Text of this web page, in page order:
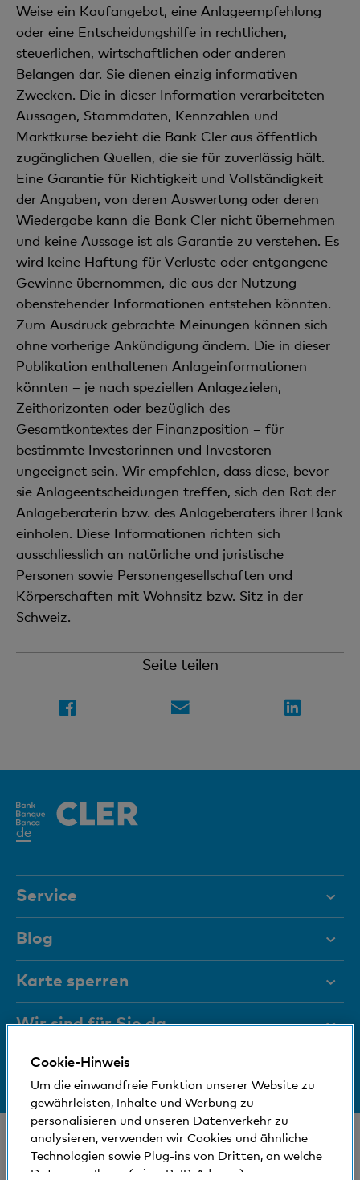
Weise ein Kaufangebot, eine Anlageempfehlung
oder eine Entscheidungshilfe in rechtlichen,
steuerlichen, wirtschaftlichen oder anderen
Belangen dar. Sie dienen einzig informativen
Zwecken. Die in dieser Information verarbeiteten
Aussagen, Stammdaten, Kennzahlen und
Marktkurse bezieht die Bank Cler aus öffentlich
zugänglichen Quellen, die sie für zuverlässig hält.
Eine Garantie für Richtigkeit und Vollständigkeit
der Angaben, von deren Auswertung oder deren
Wiedergabe kann die Bank Cler nicht übernehmen
und keine Aussage ist als Garantie zu verstehen. Es
wird keine Haftung für Verluste oder entgangene
Gewinne übernommen, die aus der Nutzung
obenstehender Informationen entstehen könnten.
Zum Ausdruck gebrachte Meinungen können sich
ohne vorherige Ankündigung ändern. Die in dieser
Publikation enthaltenen Anlageinformationen
könnten – je nach speziellen Anlagezielen,
Zeithorizonten oder bezüglich des
Gesamtkontextes der Finanzposition – für
bestimmte Investorinnen und Investoren
ungeeignet sein. Wir empfehlen, dass diese, bevor
sie Anlageentscheidungen treffen, sich den Rat der
Anlageberaterin bzw. des Anlageberaters ihrer Bank
einholen. Diese Informationen richten sich
ausschliesslich an natürliche und juristische
Personen sowie Personengesellschaften und
Körperschaften mit Wohnsitz bzw. Sitz in der
Schweiz.
Seite teilen
deAktives
Service
Hilfe & Kontakt
Dokumente
Magazin
Führungsgremien
Medien
Sozial und umweltfreundlich
Blog
Karte sperren
+41 (0)800 88 99 66
Wir sind für Sie da
Hilfe & Kontakt
Standorte und Bancomaten
Bankinfos
© Bank Cler AG
Rechtliche Bedingungen und Hinweise
Cookie-Hinweis
Um die einwandfreie Funktion unserer Website zu
gewährleisten, Inhalte und Werbung zu
personalisieren und unseren Datenverkehr zu
analysieren, verwenden wir Cookies und ähnliche
Technologien sowie Plug-ins von Dritten, an welche
Daten von Ihnen (wie z.B. IP-Adresse)